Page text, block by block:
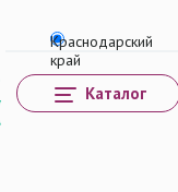
Каталог